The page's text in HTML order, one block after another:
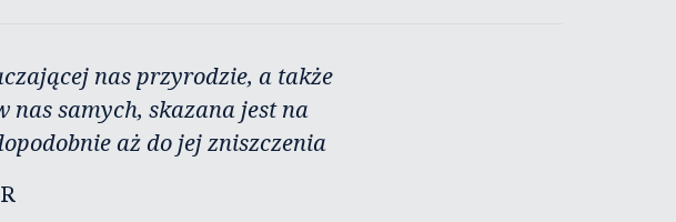
nas przyrodzie, a także
nas samych, skazana jest na
aż do jej zniszczenia